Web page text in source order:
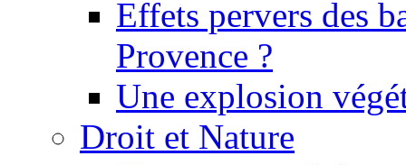
Effets pervers des
Provence ?
Une explosion
Droit et Nature